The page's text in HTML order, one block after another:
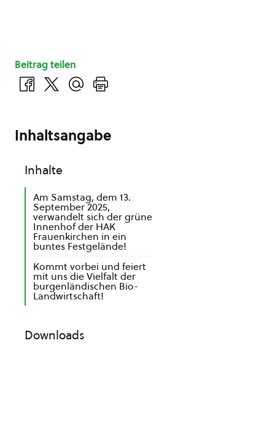
Beitrag teilen
Inhaltsangabe
Inhalte
Am Samstag, dem 13.
September 2025,
verwandelt sich der grüne
Innenhof der HAK
Frauenkirchen in ein
buntes Festgelände!
Kommt vorbei und feiert
mit uns die Vielfalt der
burgenländischen Bio-
Landwirtschaft!
Downloads